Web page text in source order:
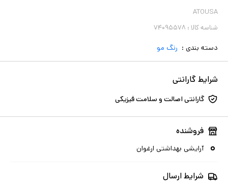
ATOUSA
شناسه کالا : ۷۴۰۹۵۵۷۸
دسته بندی : رنگ مو
شرایط گارانتی
گارانتی اصالت و سلامت فیزیکی
فروشنده
آرایشی بهداشتی ارغوان
شرایط ارسال